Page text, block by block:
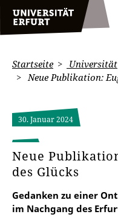
Startseite Universität
Neue Publikation:
30. Januar 2024
Neue
des Glücks
Gedanken zu einer
im Nachgang des